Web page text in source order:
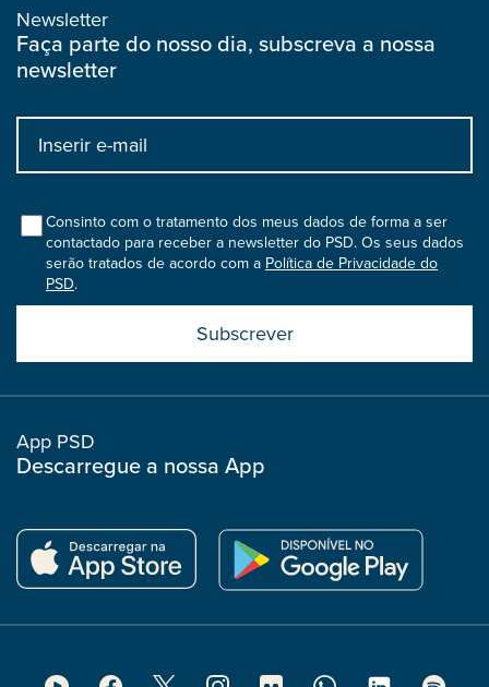
Newsletter
Faça parte do nosso dia, subscreva a nossa
newsletter
Input
bootstrap
colConsinto com o tratamento dos meus dados de forma a ser
contactado para receber a newsletter do PSD. Os seus dados
serão tratados de acordo com a Política de Privacidade do
PSD.
boostrap
col
App PSD
Descarregue a nossa App